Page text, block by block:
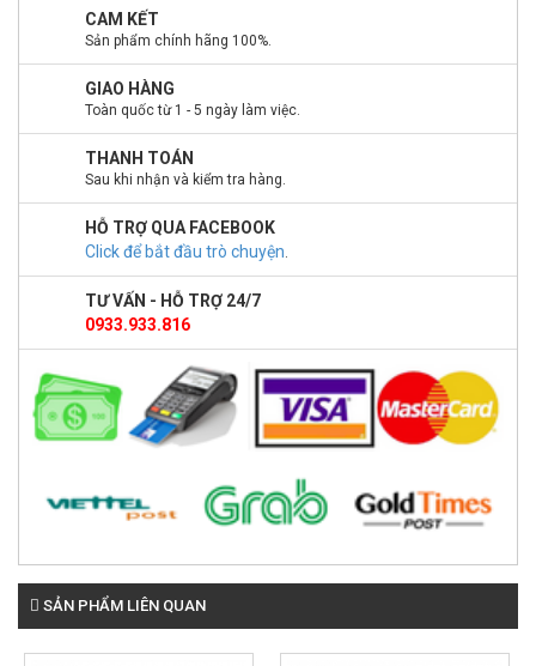
CAM KẾT
Sản phẩm chính hãng 100%.
GIAO HÀNG
Toàn quốc từ 1 - 5 ngày làm việc.
THANH TOÁN
Sau khi nhận và kiểm tra hàng.
HỖ TRỢ QUA FACEBOOK
Click để bắt đầu trò chuyện.
TƯ VẤN - HỖ TRỢ 24/7
0933.933.816
SẢN PHẨM LIÊN QUAN